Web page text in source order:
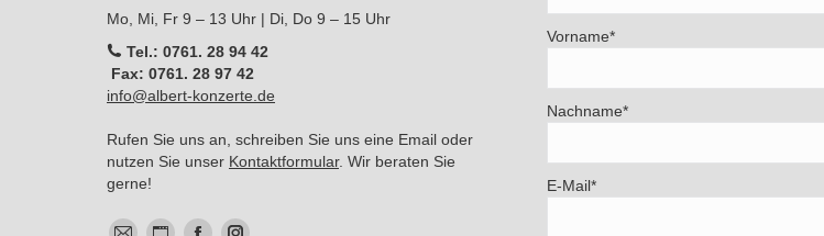
Mo, Mi, Fr 9 – 13 Uhr | Di, Do 9 – 15 Uhr
Tel.: 0761. 28 94 42
Fax: 0761. 28 97 42
info@albert-konzerte.de
Rufen Sie uns an, schreiben Sie uns eine Email oder
nutzen Sie unser Kontaktformular. Wir beraten Sie
gerne!
Vorname*
Nachname*
E-Mail*